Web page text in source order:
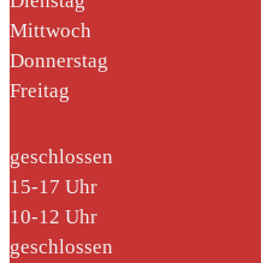
Mittwoch
Donnerstag
Freitag
geschlossen
15-17 Uhr
10-12 Uhr
geschlossen